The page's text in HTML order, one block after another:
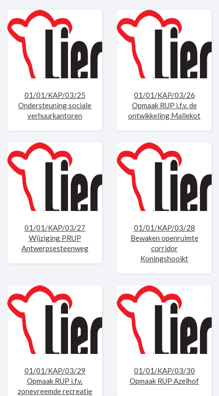
01/01/KAP/03/25
Ondersteuning sociale
verhuurkantoren
01/01/KAP/03/26
Opmaak RUP i.f.v. de
ontwikkeling Mallekot
01/01/KAP/03/27
Wijziging PRUP
Antwerpsesteenweg
01/01/KAP/03/28
Bewaken openruimte
corridor
Koningshooikt
01/01/KAP/03/29
Opmaak RUP i.f.v.
zonevreemde recreatie
01/01/KAP/03/30
Opmaak RUP Azelhof